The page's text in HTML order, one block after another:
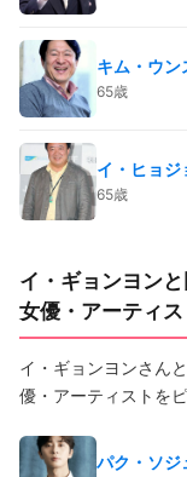
キム・ウン
65歳
イ・ヒョジ
65歳
イ・ギョンヨン
女優・アーティス
イ・ギョンヨンさん
優・アーティストを
パク・ソジ